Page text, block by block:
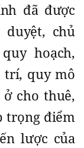
đã được
chủ
hoạch,
trí, quy mô
cho thuê,
trọng điểm
lược của